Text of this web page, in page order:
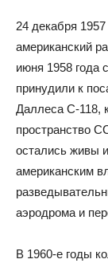
24 декабря
американский
июня 1958 года
принудили к
Даллеса С-118,
пространство
остались живы
американским
аэродрома и
В 1960-е годы